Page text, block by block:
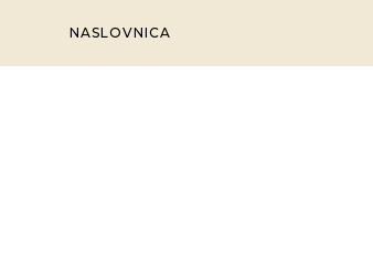
content
NASLOVNICA